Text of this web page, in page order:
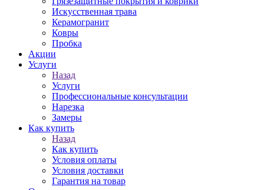
Искусственная трава
Керамогранит
Ковры
Пробка
Акции
Услуги
Назад
Услуги
Профессиональные консультации
Нарезка
Замеры
Как купить
Назад
Как купить
Условия оплаты
Условия доставки
Гарантия на товар